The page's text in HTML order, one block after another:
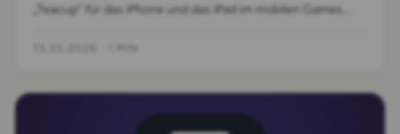
„Teacup“ für das iPhone und das iPad im mobilen Games